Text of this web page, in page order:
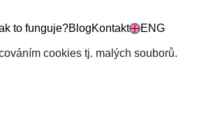
to funguje?BlogKontakt ENG
cookies tj. malých souborů.